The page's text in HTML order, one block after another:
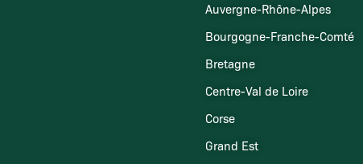
Auvergne-Rhône-Alpes
Bourgogne-Franche-Comté
Bretagne
Centre-Val de Loire
Corse
Grand Est